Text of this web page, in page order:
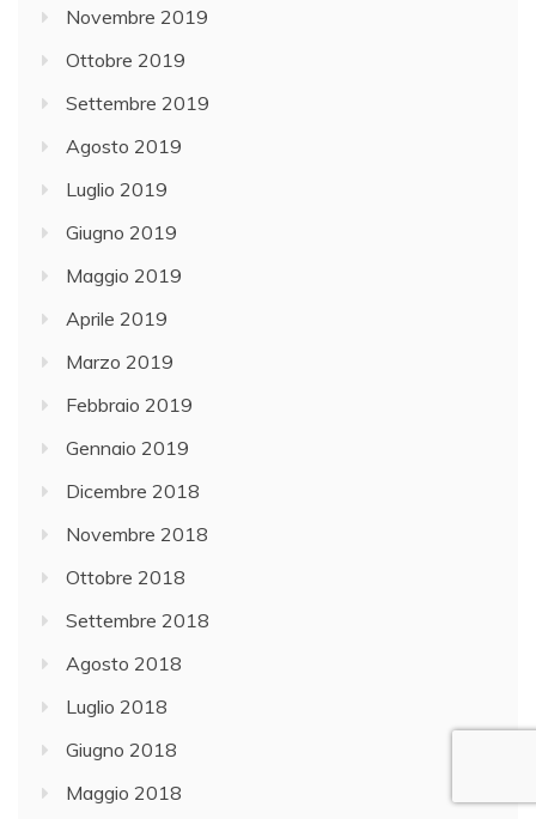
Novembre 2019
Ottobre 2019
Settembre 2019
Agosto 2019
Luglio 2019
Giugno 2019
Maggio 2019
Aprile 2019
Marzo 2019
Febbraio 2019
Gennaio 2019
Dicembre 2018
Novembre 2018
Ottobre 2018
Settembre 2018
Agosto 2018
Luglio 2018
Giugno 2018
Maggio 2018